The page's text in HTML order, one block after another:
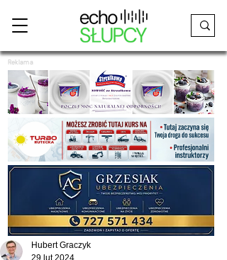
Reklama
Hubert Graczyk
29 lut 2024